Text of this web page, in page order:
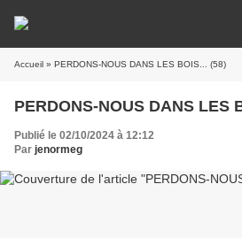
Accueil » PERDONS-NOUS DANS LES BOIS... (58)
PERDONS-NOUS DANS LES
Publié le 02/10/2024 à 12:12
Par jenormeg